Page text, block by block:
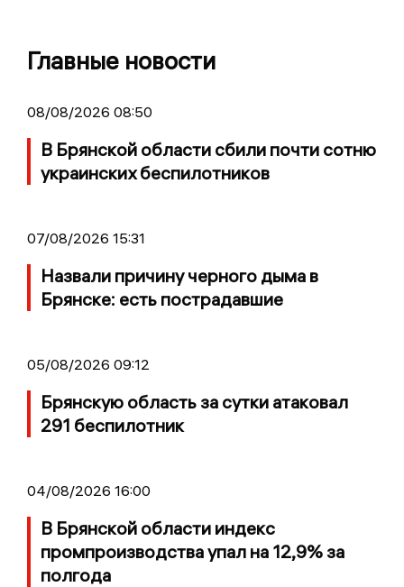
Главные новости
08/08/2026 08:50
В Брянской области сбили почти сотню
украинских беспилотников
07/08/2026 15:31
Назвали причину черного дыма в
Брянске: есть пострадавшие
05/08/2026 09:12
Брянскую область за сутки атаковал
291 беспилотник
04/08/2026 16:00
В Брянской области индекс
промпроизводства упал на 12,9% за
полгода